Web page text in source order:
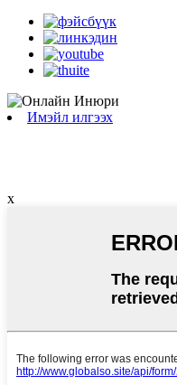
Имэйл илгээх
x